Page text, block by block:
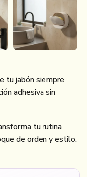
tu jabón siempre
adhesiva sin
tu rutina
de orden y estilo.